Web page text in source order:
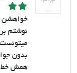
خواهشن
نوشتم
بدون
همش خط